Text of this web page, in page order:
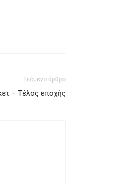
Επόμενο άρθρο
– Τέλος εποχής